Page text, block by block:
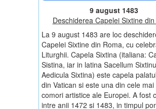
9 august 1483
Deschiderea Capelei Sixtine
La 9 august 1483 are loc
Capelei Sixtine din Roma, cu
Liturghii. Capela Sixtina (italiana:
Sistina, iar in latina Sacellum
Aedicula Sixtina) este capela
din Vatican si este una din cele
comori artistice ale Europei. A fost
intre anii 1472 si 1483, in timpul